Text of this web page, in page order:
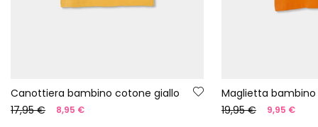
Canottiera bambino cotone giallo
17,95 €
8,95 € 19,95 € 9,95 €